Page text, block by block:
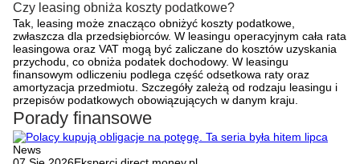
Czy leasing obniża koszty podatkowe?
Tak, leasing może znacząco obniżyć koszty podatkowe,
zwłaszcza dla przedsiębiorców. W leasingu operacyjnym cała rata
leasingowa oraz VAT mogą być zaliczane do kosztów uzyskania
przychodu, co obniża podatek dochodowy. W leasingu
finansowym odliczeniu podlega część odsetkowa raty oraz
amortyzacja przedmiotu. Szczegóły zależą od rodzaju leasingu i
przepisów podatkowych obowiązujących w danym kraju.
Porady finansowe
News